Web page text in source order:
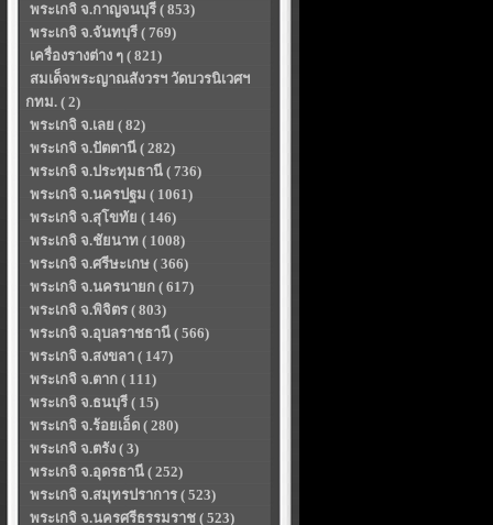
พระเกจิ จ.กาญจนบุรี ( 853)
พระเกจิ จ.จันทบุรี ( 769)
เครื่องรางต่าง ๆ ( 821)
สมเด็จพระญาณสังวรฯ วัดบวรนิเวศฯ
กทม. ( 2)
พระเกจิ จ.เลย ( 82)
พระเกจิ จ.ปัตตานี ( 282)
พระเกจิ จ.ประทุมธานี ( 736)
พระเกจิ จ.นครปฐม ( 1061)
พระเกจิ จ.สุโขทัย ( 146)
พระเกจิ จ.ชัยนาท ( 1008)
พระเกจิ จ.ศรีษะเกษ ( 366)
พระเกจิ จ.นครนายก ( 617)
พระเกจิ จ.พิจิตร ( 803)
พระเกจิ จ.อุบลราชธานี ( 566)
พระเกจิ จ.สงขลา ( 147)
พระเกจิ จ.ตาก ( 111)
พระเกจิ จ.ธนบุรี ( 15)
พระเกจิ จ.ร้อยเอ็ด ( 280)
พระเกจิ จ.ตรัง ( 3)
พระเกจิ จ.อุดรธานี ( 252)
พระเกจิ จ.สมุทรปราการ ( 523)
พระเกจิ จ.นครศรีธรรมราช ( 523)